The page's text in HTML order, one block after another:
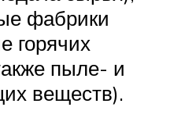
фабрики
горячих
пыле- и
веществ).